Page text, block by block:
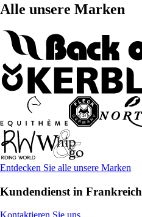
Alle unsere Marken
Entdecken Sie alle unsere Marken
Kundendienst in Frankreich